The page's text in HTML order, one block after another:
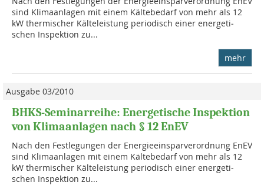
sind Klima­anla­gen mit einem Kältebedarf von mehr als 12
kW thermischer Kälteleistung periodisch einer energeti­
schen Inspektion zu...
mehr
Ausgabe 03/2010
BHKS-Seminarreihe: Energetische Inspektion
von Klimaanlagen nach § 12 EnEV
Nach den Festlegungen der Energieeinsparverordnung EnEV
sind Klima­anla­gen mit einem Kältebedarf von mehr als 12
kW thermischer Kälteleistung periodisch einer energeti­
schen Inspektion zu...